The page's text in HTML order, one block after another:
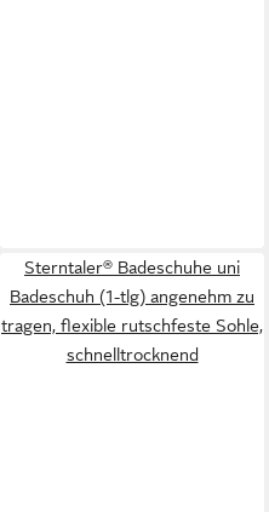
Sterntaler® Badeschuhe uni
Badeschuh (1-tlg) angenehm zu
tragen, flexible rutschfeste Sohle,
schnelltrocknend